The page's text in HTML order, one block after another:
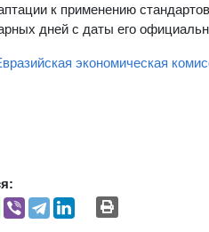
к применению
дней с даты его
экономическая